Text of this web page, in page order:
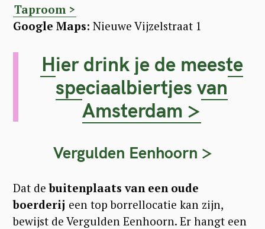
Taproom >
Google Maps: Nieuwe Vijzelstraat 1
Hier drink je de meeste
speciaalbiertjes van
Amsterdam >
Vergulden Eenhoorn >
Dat debuitenplaats van een oude
boerderij een top borrellocatie kan zijn,
bewijst de Vergulden Eenhoorn. Er hangt een